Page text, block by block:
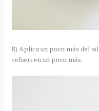
8) Aplica un poco más del
refuercen un poco más.